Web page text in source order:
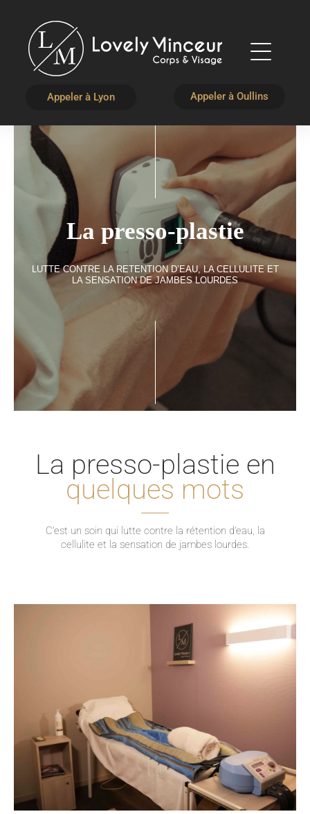
Appeler à Lyon Appeler à Oullins
La presso-plastie
LUTTE CONTRE LA RETENTION D’EAU, LA CELLULITE ET
LA SENSATION DE JAMBES LOURDES
La presso-plastie en
quelques mots
C’est un soin qui lutte contre la rétention d’eau, la
cellulite et la sensation de jambes lourdes.